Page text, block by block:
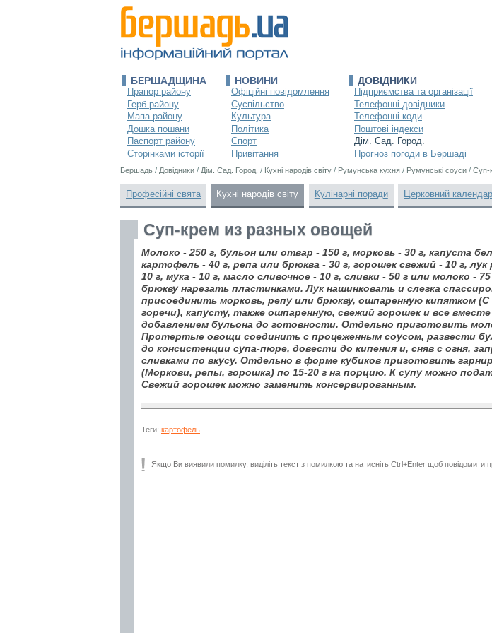
БЕРШАДЩИНА
Прапор району
Герб району
Мапа району
Дошка пошани
Паспорт району
Сторінками історії
НОВИНИ
Офіційні повідомлення
Суспільство
Культура
Політика
Спорт
Привітання
ДОВІДНИКИ
Підприємства та організації
Телефонні довідники
Телефонні коди
Поштові індекси
Дім. Сад. Город.
Прогноз погоди в Бершаді
Бершадь / Довідники / Дім. Сад. Город. / Кухні народів світу / Румунська кухня / Румунські соуси / Суп-
Професійні свята Кухні народів світу Кулінарні поради Церковний календар
Суп-крем из разных овощей
Молоко - 250 г, бульон или отвар - 150 г, морковь - 30 г, капуста
картофель - 40 г, репа или брюква - 30 г, горошек свежий - 10 г,
10 г, мука - 10 г, масло сливочное - 10 г, сливки - 50 г или молоко -
брюкву нарезать пластинками. Лук нашинковать и слегка
присоединить морковь, репу или брюкву, ошпаренную кипятком (С
горечи), капусту, также ошпаренную, свежий горошек и все
добавлением бульона до готовности. Отдельно приготовить
Протертые овощи соединить с процеженным соусом, развести
до консистенции супа-пюре, довести до кипения и, сняв с огня,
сливками по вкусу. Отдельно в форме кубиков приготовить
(Моркови, репы, горошка) по 15-20 г на порцию. К супу можно
Свежий горошек можно заменить консервированным.
Теги: картофель
Якщо Ви виявили помилку, виділіть текст з помилкою та натисніть Ctrl+Enter щоб повідомити